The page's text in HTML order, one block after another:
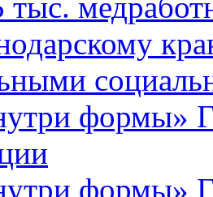
тыс.
формы»
формы»